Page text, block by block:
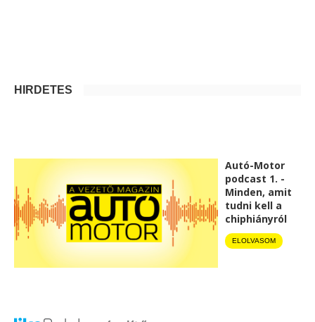
HIRDETÉS
Autó-Motor
podcast 1. -
Minden, amit
tudni kell a
chiphiányról
ELOLVASOM